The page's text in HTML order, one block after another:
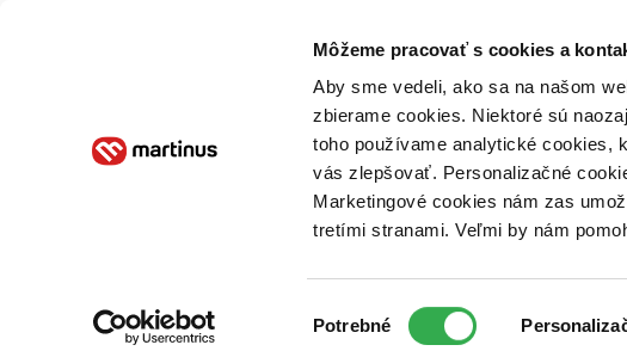
Môžeme pracovať s cookies a
Aby sme vedeli, ako sa na našom
zbierame cookies. Niektoré sú
toho používame analytické cookies,
vás zlepšovať. Personalizačné
Marketingové cookies nám zas
tretími stranami. Veľmi by nám
súhlasu
Potrebné
Poukážky Kontakt